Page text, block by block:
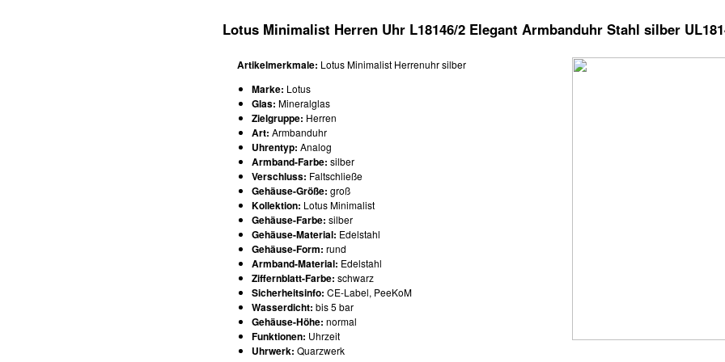
Lotus Minimalist Herren Uhr L18146/2 Elegant Armbanduhr Stahl silber
Artikelmerkmale: Lotus Minimalist Herrenuhr silber
Marke: Lotus
Glas: Mineralglas
Zielgruppe: Herren
Art: Armbanduhr
Uhrentyp: Analog
Armband-Farbe: silber
Verschluss: Faltschließe
Gehäuse-Größe: groß
Kollektion: Lotus Minimalist
Gehäuse-Farbe: silber
Gehäuse-Material: Edelstahl
Gehäuse-Form: rund
Armband-Material: Edelstahl
Ziffernblatt-Farbe: schwarz
Sicherheitsinfo: CE-Label, PeeKoM
Wasserdicht: bis 5 bar
Gehäuse-Höhe: normal
Funktionen: Uhrzeit
Uhrwerk: Quarzwerk